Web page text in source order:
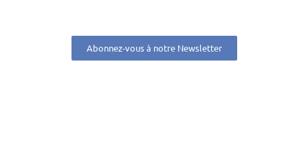
Abonnez-vous à notre Newsletter